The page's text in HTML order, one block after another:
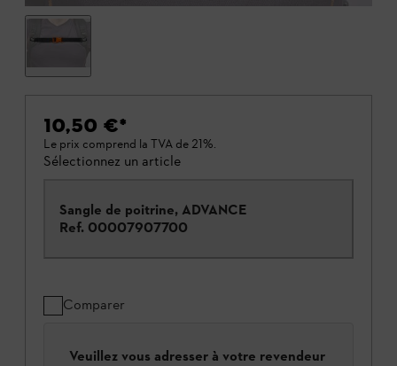
10,50 €*
Le prix comprend la TVA de 21%.
Sélectionnez un article
Sangle de poitrine, ADVANCE
Ref. 00007907700
Comparer
Veuillez vous adresser à votre revendeur